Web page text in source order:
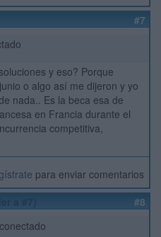
#7
y eso? Porque
o algo así me dijeron y yo
nada.. Es la beca esa de
en Francia durante el
competitiva,
para enviar comentarios
#8